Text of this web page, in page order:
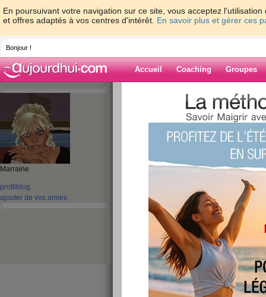
En poursuivant votre navigation sur ce site, vous acceptez
et offres adaptés à vos centres d'intérêt. En savoir plus et gérer ces
Bonjour !
Accueil Coaching Groupes
Marraine
profil blog
ajouter de vos amies
> > Au boulot !
Blog de Calixta
Au boulot !
Hé oui, demain, c'est la reprise à plein temps
la maison ! Sniff ! Mais bon, pas le choix !!
En attendant, la journée a été bonne. Pourvu
mon alimentation
Petit-déjeuner :
4 cracottes
Déjeuner :
Pâtes à la